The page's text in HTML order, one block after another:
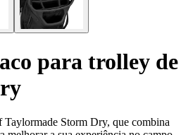
para trolley de
Taylormade Storm Dry, que combina